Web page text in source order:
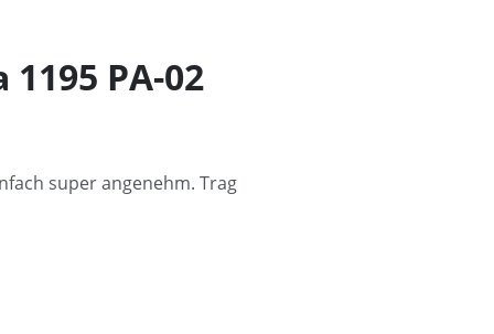
PA-02
super angenehm. Trag